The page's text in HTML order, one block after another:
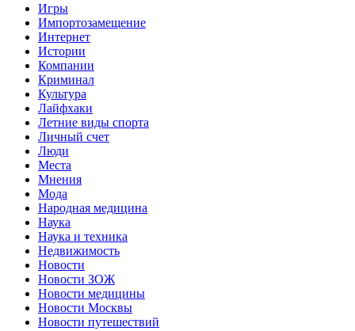
Игры
Импортозамещение
Интернет
Истории
Компании
Криминал
Культура
Лайфхаки
Летние виды спорта
Личный счет
Люди
Места
Мнения
Мода
Народная медицина
Наука
Наука и техника
Недвижимость
Новости
Новости ЗОЖ
Новости медицины
Новости Москвы
Новости путешествий